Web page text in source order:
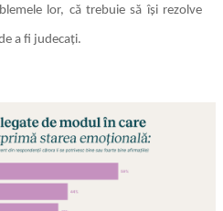
lor, că trebuie să își rezolve
a fi judecați.